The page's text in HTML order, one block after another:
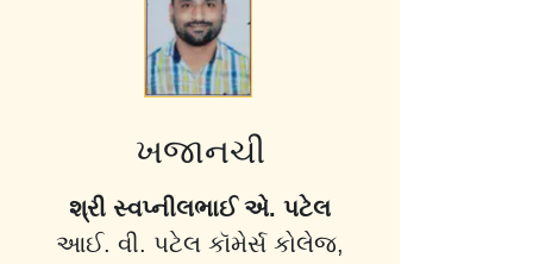
ખજાનચી
શ્રી સ્વપ્નીલભાઈ એ. પટેલ
આઈ. વી. પટેલ કૉમેર્સ કોલેજ,